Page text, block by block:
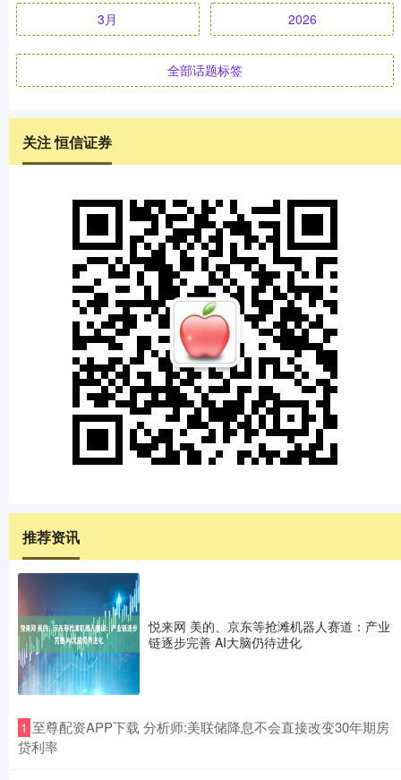
3月 2026
全部话题标签
关注 恒信证券
推荐资讯
悦来网 美的、京东等抢滩机器人赛道：产业
链逐步完善 AI大脑仍待进化
1 ​至尊配资APP下载 分析师:美联储降息不会直接改变30年期房
贷利率